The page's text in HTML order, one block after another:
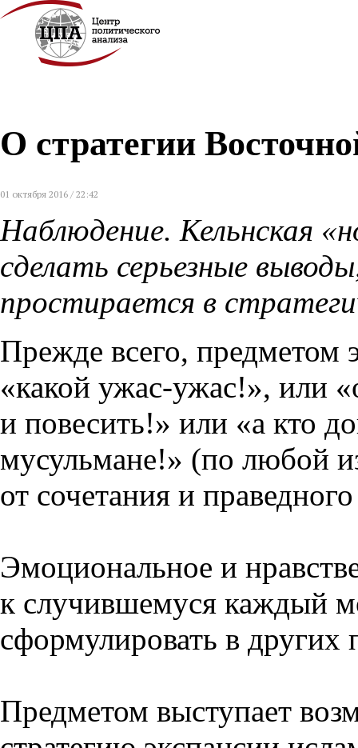
О стратегии
01 октября 2016 / 22:42
Наблюдение. Кельнская
сделать серьезные
простирается в
Прежде всего, предметом
«какой ужас-ужас!», или
и повесить!» или «а кто
мусульмане!» (по любой
от сочетания и
Эмоциональное и
к случившемуся каждый
сформулировать в других
Предметом выступает